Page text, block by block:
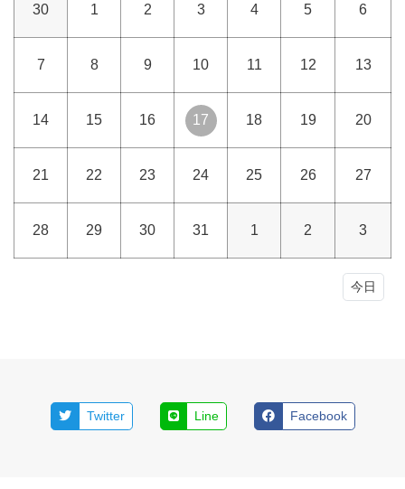
30 1 2 3 4 5 6
7 8 9 10 11 12 13
14 15 16 17 18 19 20
21 22 23 24 25 26 27
28 29 30 31 1 2 3
今日
Twitter Line Facebook